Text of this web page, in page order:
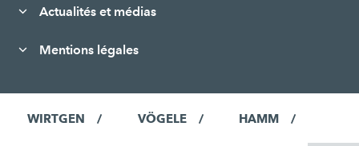
Actualités et médias
Mentions légales
WIRTGEN VÖGELE HAMM